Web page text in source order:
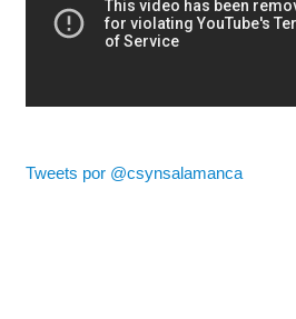
Tweets por @csynsalamanca